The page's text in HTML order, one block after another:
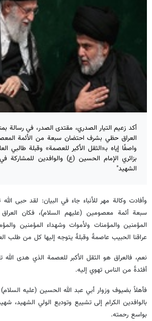
أكد زعيم التيار الصدري، مقتدى الصدر، في رسالة
العراق حظي بشرف احتضان سبعة من الأئمة
واصفًا إياه بـ«الثقل الأكبر للعصمة» وقبلة طالبي
بزائري الإمام الحسين (ع) والوافدين للمشاركة
الشهيد"
وأفادت وكالة مهر للأنباء جاء في البيان: لقد حبى
سبعة أئمة معصومين (عليهم السلام)، فكان العراق
المؤمنين والمؤمنات ولأموات وشهداء المؤمنين
عراقنا الحبيب عاصمةً وقبلةً يتوجه إليها كل من طلب
نعم، فالعراق هو الثقل الأكبر للعصمة الذي هدى الله
أفئدةً من الناس تهوي إليه.
فأهلاً بضيوف وزوار أبي عبد الله الحسين (عليه السلام)
بالوافدين الكرام إلى تشييع وتوديع الولي الشهيد،
بواسع رحمته.